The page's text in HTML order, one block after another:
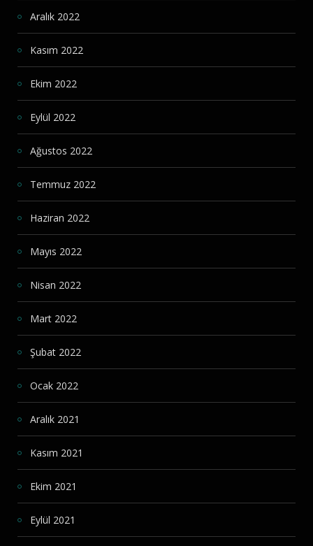
Aralık 2022
Kasım 2022
Ekim 2022
Eylül 2022
Ağustos 2022
Temmuz 2022
Haziran 2022
Mayıs 2022
Nisan 2022
Mart 2022
Şubat 2022
Ocak 2022
Aralık 2021
Kasım 2021
Ekim 2021
Eylül 2021